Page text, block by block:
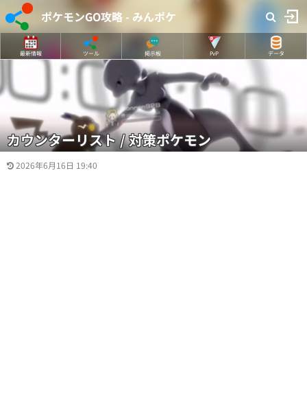
ポケモンGO攻略 - みんポケ
最新情報 ツール 掲示板 PvP データ
カウンターリスト / 対策ポケモン
2026年6月16日 19:40